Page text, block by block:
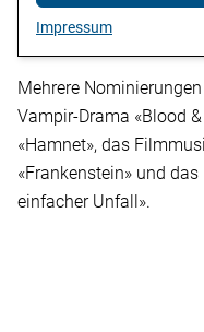
Impressum
Mehrere
Vampir-Drama «Blood
«Hamnet», das
«Frankenstein» und
einfacher Unfall».